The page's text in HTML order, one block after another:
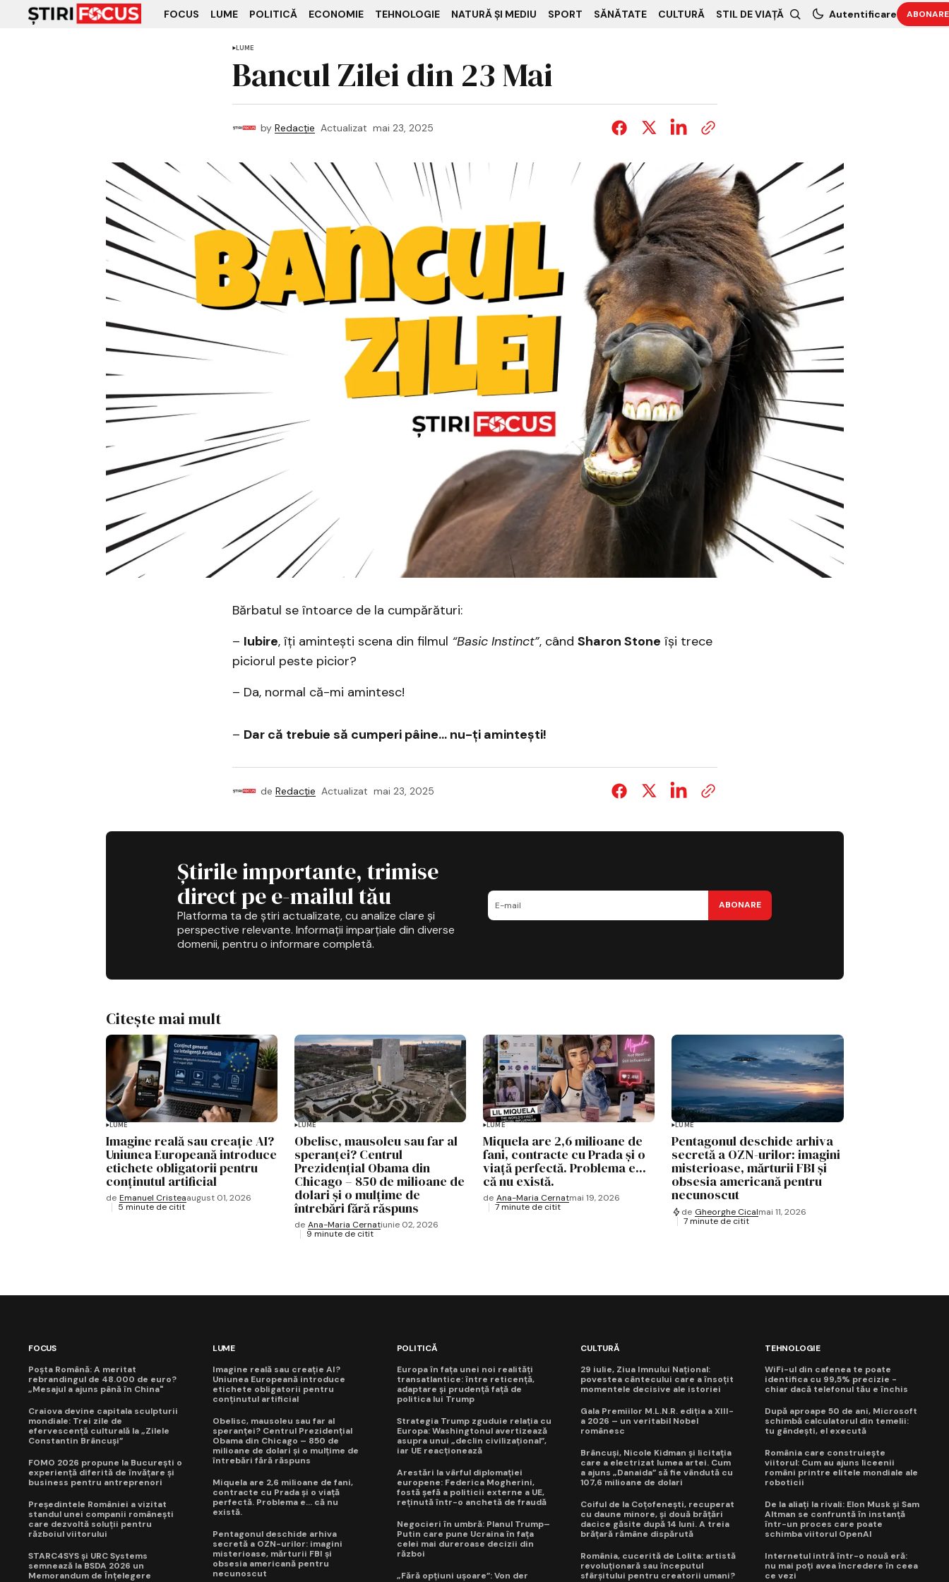
FOCUS LUME POLITICĂ ECONOMIE TEHNOLOGIE NATURĂ ȘI MEDIU SPORT SĂNĂTATE CULTURĂ STIL DE VIAȚĂ Autentificare ABONARE
LUME
Bancul Zilei din 23 Mai
by Redacție Actualizat mai 23, 2025
Bărbatul se întoarce de la cumpărături:
– Iubire, îți amintești scena din filmul “Basic Instinct”, când Sharon Stone își trece
piciorul peste picior?
– Da, normal că-mi amintesc!
– Dar că trebuie să cumperi pâine… nu-ți amintești!
de Redacție Actualizat mai 23, 2025
Știrile importante, trimise
direct pe e-mailul tău
Platforma ta de știri actualizate, cu analize clare și
perspective relevante. Informații imparțiale din diverse
domenii, pentru o informare completă.
ABONARE
Citește mai mult
LUME
Imagine reală sau creație AI?
Uniunea Europeană introduce
etichete obligatorii pentru
conținutul artificial
de Emanuel Cristeaaugust 01, 2026
5 minute de citit
LUME
Obelisc, mausoleu sau far al
speranței? Centrul
Prezidențial Obama din
Chicago – 850 de milioane de
dolari și o mulțime de
întrebări fără răspuns
de Ana-Maria Cernatiunie 02, 2026
9 minute de citit
LUME
Miquela are 2,6 milioane de
fani, contracte cu Prada și o
viață perfectă. Problema e...
că nu există.
de Ana-Maria Cernatmai 19, 2026
7 minute de citit
LUME
Pentagonul deschide arhiva
secretă a OZN-urilor: imagini
misterioase, mărturii FBI și
obsesia americană pentru
necunoscut
de Gheorghe Cicalmai 11, 2026
7 minute de citit
FOCUS
Poșta Română: A meritat
rebrandingul de 48.000 de euro?
„Mesajul a ajuns până în China"
Craiova devine capitala sculpturii
mondiale: Trei zile de
efervescență culturală la „Zilele
Constantin Brâncuși”
FOMO 2026 propune la București o
experiență diferită de învățare și
business pentru antreprenori
Președintele României a vizitat
standul unei companii românești
care dezvoltă soluții pentru
războiul viitorului
STARC4SYS și URC Systems
semnează la BSDA 2026 un
Memorandum de Înțelegere
LUME
Imagine reală sau creație AI?
Uniunea Europeană introduce
etichete obligatorii pentru
conținutul artificial
Obelisc, mausoleu sau far al
speranței? Centrul Prezidențial
Obama din Chicago – 850 de
milioane de dolari și o mulțime de
întrebări fără răspuns
Miquela are 2,6 milioane de fani,
contracte cu Prada și o viață
perfectă. Problema e... că nu
există.
Pentagonul deschide arhiva
secretă a OZN-urilor: imagini
misterioase, mărturii FBI și
obsesia americană pentru
necunoscut
POLITICĂ
Europa în fața unei noi realități
transatlantice: între reticență,
adaptare și prudență față de
politica lui Trump
Strategia Trump zguduie relația cu
Europa: Washingtonul avertizează
asupra unui „declin civilizațional”,
iar UE reacționează
Arestări la vârful diplomației
europene: Federica Mogherini,
fostă șefă a politicii externe a UE,
reținută într-o anchetă de fraudă
Negocieri în umbră: Planul Trump–
Putin care pune Ucraina în fața
celei mai dureroase decizii din
război
„Fără opțiuni ușoare”: Von der
CULTURĂ
29 iulie, Ziua Imnului Național:
povestea cântecului care a însoțit
momentele decisive ale istoriei
Gala Premiilor M.L.N.R. ediția a XIII-
a 2026 – un veritabil Nobel
românesc
Brâncuși, Nicole Kidman și licitația
care a electrizat lumea artei. Cum
a ajuns „Danaida” să fie vândută cu
107,6 milioane de dolari
Coiful de la Coțofenești, recuperat
cu daune minore, și două brățări
dacice găsite după 14 luni. A treia
brățară rămâne dispărută
România, cucerită de Lolita: artistă
revoluționară sau începutul
sfârșitului pentru creatorii umani?
TEHNOLOGIE
WiFi-ul din cafenea te poate
identifica cu 99,5% precizie -
chiar dacă telefonul tău e închis
După aproape 50 de ani, Microsoft
schimbă calculatorul din temelii:
tu gândești, el execută
România care construiește
viitorul: Cum au ajuns liceenii
români printre elitele mondiale ale
roboticii
De la aliați la rivali: Elon Musk și Sam
Altman se confruntă în instanță
într-un proces care poate
schimba viitorul OpenAI
Internetul intră într-o nouă eră:
nu mai poți avea încredere în ceea
ce vezi